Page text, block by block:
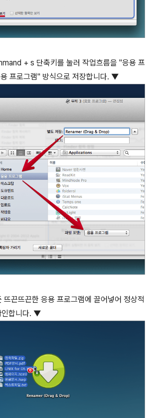
+ s 단축키를 눌러 작업흐름을 "응용 프
프로그램" 방식으로 저장합니다. ▼
뜨끈뜨끈한 응용 프로그램에 끌어넣어 정상적
인합니다. ▼